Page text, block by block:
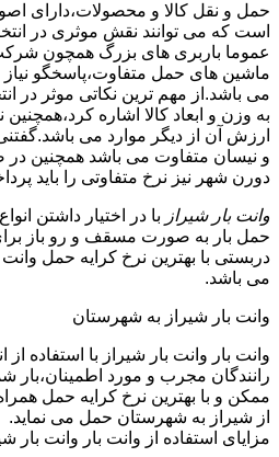
حمل و نقل کالا و محصولات،دارای
است که می توانند نقش موثری در
عموما باربری های بزرگ همچون
ماشین های حمل متفاوت،پاسخگو
می باشد.از مهم ترین نکاتی موثر در
به وزن و ابعاد کالا اشاره
ارزش آن از دیگر موارد می
و نیسان متفاوت می باشد همچنین
دورن شهر نیز نرخ متفاوتی را باید
وانت بار شیراز با در اختیار داشتن
حمل بار به صورت مسقف و رو باز
دربستی با بهترین نرخ کرایه حمل
می باشد.
وانت بار شیراز به شهرستان
وانت بار وانت بار شیراز با استفاده
رانندگان مجرب و مورد اطمینان،بار
ممکن و با بهترین نرخ کرایه حمل همراه
از شیراز به شهرستان حمل می نماید.
مزایای استفاده از وانت بار وانت بار